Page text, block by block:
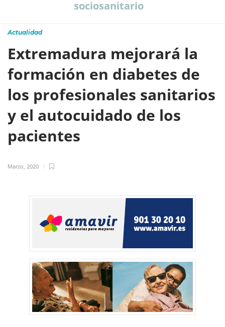
sociosanitario
Actualidad
Extremadura mejorará la
formación en diabetes de
los profesionales sanitarios
y el autocuidado de los
pacientes
Marzo, 2020